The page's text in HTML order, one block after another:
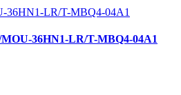
36HN1-LR/T-MBQ4-04A1